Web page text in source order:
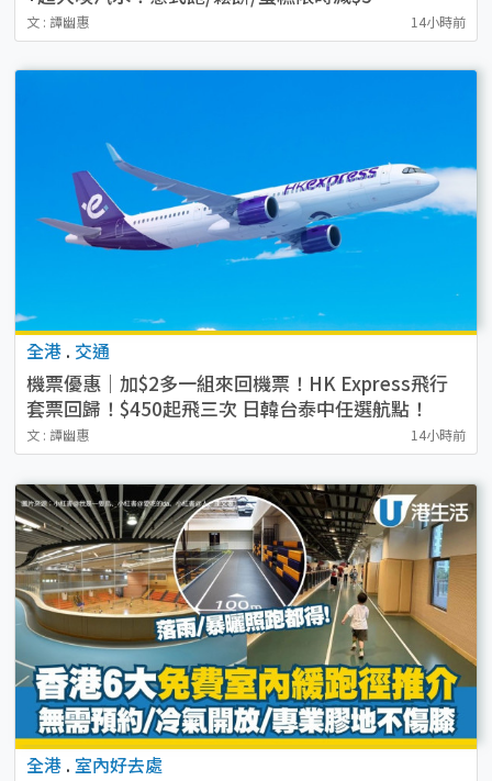
文 : 譚幽惠 14小時前
全港 . 交通
機票優惠｜加$2多一組來回機票！HK Express飛行
套票回歸！$450起飛三次 日韓台泰中任選航點！
文 : 譚幽惠 14小時前
全港 . 室內好去處